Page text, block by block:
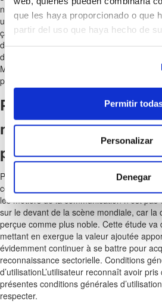
que les haya proporcionado o que
partir del uso que haya hecho de
Permitir
Personalizar
Denegar
ne savent rien faire d’autre et croient dur
uniquement dans la vocalise la plus
ça au fil de mon parcours professionnel,
d’appelé sous les drapeaux, j’avais sous
de ce que la hiérarchologie est capable
Mais au démarrage des difficultés,
propres à un « chef » qui n’a pas su faire
Passez le BAFD et
nouvelles opportunités
professionnelles !
Pourtant, on n’en est pas encore à parler
communication comme d’un secteur. Le
les métiers de la communication n’est
sur le devant de la scène mondiale, car la
perçue comme plus noble. Cette étude va
mettant en exergue la valeur ajoutée
évidemment continuer à se battre pour
reconnaissance sectorielle. Conditions
d’utilisationL’utilisateur reconnaît avoir
présentes conditions générales
respecter.